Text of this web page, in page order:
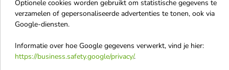
BE BIO Ewa Chodakowska
Beauty van Joseon
Bentley
Witte Parel
Optionele cookies worden gebruikt om statistische gegevens te
verzamelen of gepersonaliseerde advertenties te tonen, ook via
Google-diensten.
Informatie over hoe Google gegevens verwerkt, vind je hier:
https://business.safety.google/privacy/.